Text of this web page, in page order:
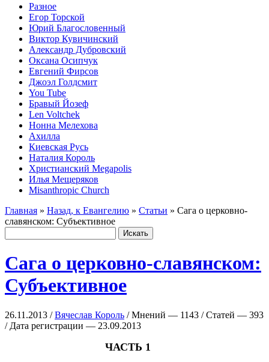
Разное
Егор Торской
Юрий Благословенный
Виктор Кувичинский
Александр Дубровский
Оксана Осипчук
Евгений Фирсов
Джоэл Голдсмит
You Tube
Бравый Йозеф
Len Voltchek
Нонна Мелехова
Ахилла
Киевская Русь
Наталия Король
Христианский Megapolis
Илья Мещеряков
Misanthropic Church
Главная » Назад, к Евангелию » Статьи » Сага о церковно-
славянском: Субъективное
Сага о церковно-славянском:
Субъективное
26.11.2013 /Вячеслав Король / Мнений — 1143 / Статей — 393
/ Дата регистрации — 23.09.2013
ЧАСТЬ 1